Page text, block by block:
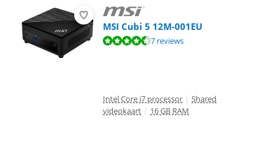
MSI Cubi 5 12M-001EU
Beoordeling is 9,0 van de 10, gebaseerd op 7 reviews.
7 reviews
Intel Core i7 processor | Shared
videokaart | 16 GB RAM